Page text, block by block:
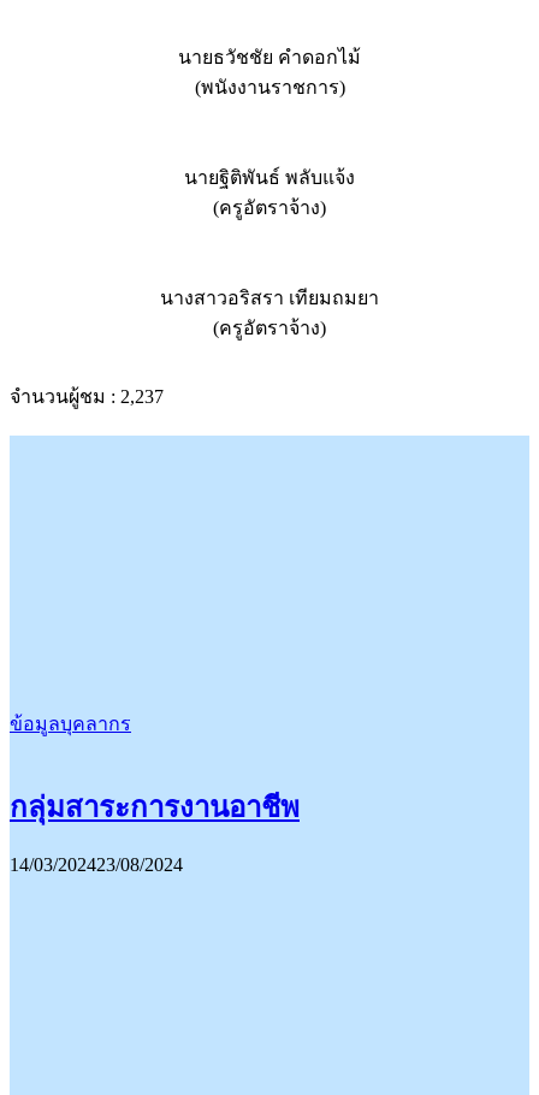
นายธวัชชัย คำดอกไม้
(พนังงานราชการ)
นายฐิติพันธ์ พลับแจ้ง
(ครูอัตราจ้าง)
นางสาวอริสรา เทียมถมยา
(ครูอัตราจ้าง)
จำนวนผู้ชม : 2,237
ข้อมูลบุคลากร
กลุ่มสาระการงานอาชีพ
14/03/202423/08/2024